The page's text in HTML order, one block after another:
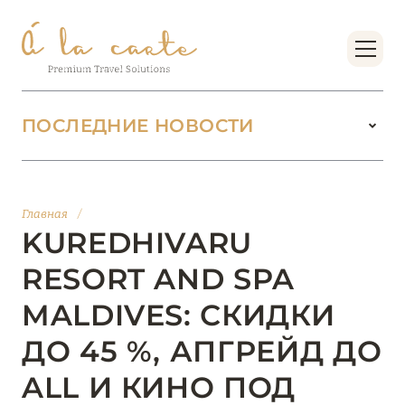
Главная /
KUREDHIVARU
RESORT AND SPA
MALDIVES: СКИДКИ
ДО 45 %, АПГРЕЙД ДО
ALL И КИНО ПОД
ПОСЛЕДНИЕ НОВОСТИ
БУТИК-КУРОРТЫ МАЛЬДИВСКИХ ОСТРОВОВ
Подробнее
01 июня 2026
JUMEIRAH OLHAHALI ISLAND MALDIVES: ВАШ
ОАЗИС ТЕПЛА И ИЗЫСКАННОСТИ